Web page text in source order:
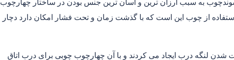
به سبب ارزان ترین و آسان ترین جنس بودن در ساختار چهارچوب
از چوب این است که با گذشت زمان و تحت فشار امکان دارد دچار
لنگه درب ایجاد می کردند و با آن چهارچوب چوبی برای درب اتاق